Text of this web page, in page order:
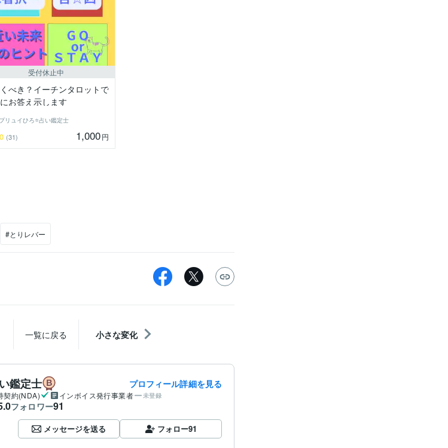
受付休止中
べき？イーチンタロットで
お答え示します
プリュイひろ⭐️占い鑑定士
(31) 1,000円
#とりレバー
一覧に戻る 小さな変化
鑑定士 プロフィール詳細を見る
契約(NDA) インボイス発行事業者 未登録
フォロワー91
メッセージを送る フォロー91